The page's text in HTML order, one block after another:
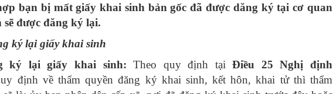
bạn bị mất giấy khai sinh bản gốc đã được dăng ký tại cơ quan
được đăng ký lại.
ký lại giấy khai sinh
ký lại giấy khai sinh: Theo quy định tạiĐiều 25 Nghị định
định về thẩm quyền đăng ký khai sinh, kết hôn, khai tử thì thẩm